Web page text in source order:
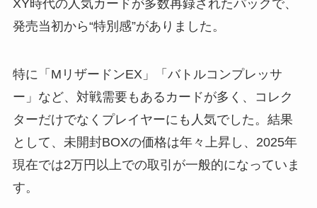
XY時代の人気カードが多数再録されたパックで、
発売当初から“特別感”がありました。
特に「MリザードンEX」「バトルコンプレッサ
ー」など、対戦需要もあるカードが多く、コレク
ターだけでなくプレイヤーにも人気でした。結果
として、未開封BOXの価格は年々上昇し、2025年
現在では2万円以上での取引が一般的になっていま
す。